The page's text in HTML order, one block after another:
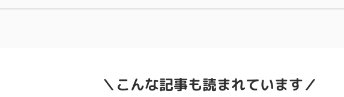
こんな記事も読まれています